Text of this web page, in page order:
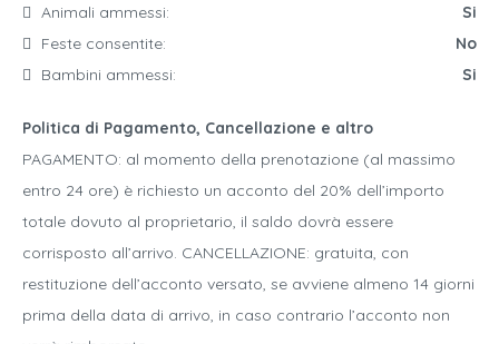
Animali ammessi:
Si
Feste consentite:
No
Bambini ammessi:
Si
Politica di Pagamento, Cancellazione e altro
PAGAMENTO: al momento della prenotazione (al massimo
entro 24 ore) è richiesto un acconto del 20% dell’importo
totale dovuto al proprietario, il saldo dovrà essere
corrisposto all’arrivo. CANCELLAZIONE: gratuita, con
restituzione dell’acconto versato, se avviene almeno 14 giorni
prima della data di arrivo, in caso contrario l’acconto non